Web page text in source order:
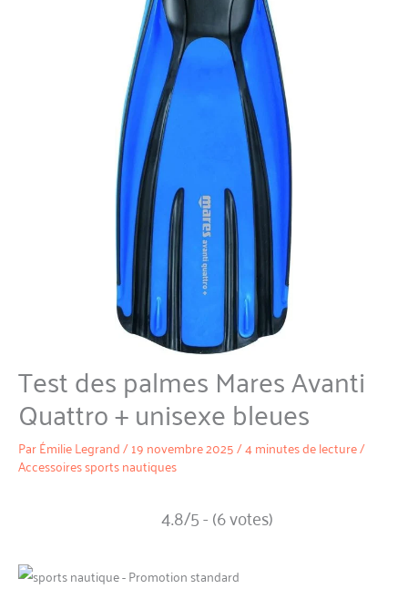
Test des palmes Mares Avanti
Quattro + unisexe bleues
ParÉmilie Legrand/19 novembre 2025/4 minutes de lecture/
Accessoires sports nautiques
4.8/5 - (6 votes)